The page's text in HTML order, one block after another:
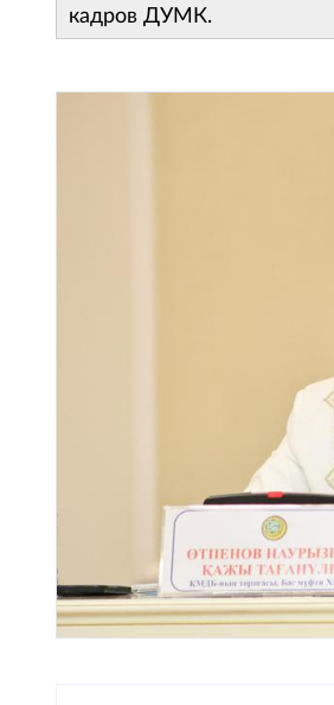
кадров ДУМК.